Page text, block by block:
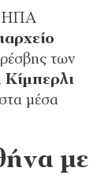
ΗΠΑ
των
Κίμπερλι
μέσα
με